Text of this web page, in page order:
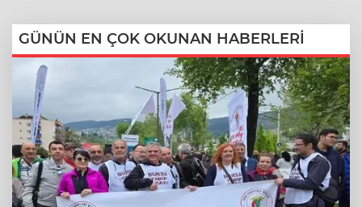
GÜNÜN EN ÇOK OKUNAN HABERLERİ